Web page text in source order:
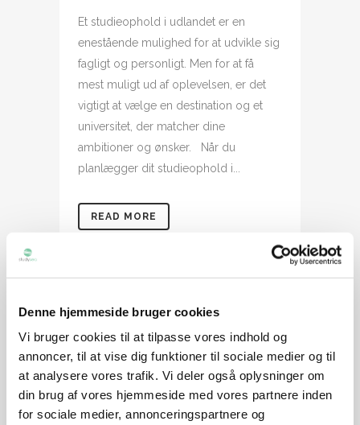
Denne hjemmeside bruger cookies
Vi bruger cookies til at tilpasse vores indhold og
annoncer, til at vise dig funktioner til sociale medier og til
at analysere vores trafik. Vi deler også oplysninger om
din brug af vores hjemmeside med vores partnere inden
for sociale medier, annonceringspartnere og
Et studieophold i udlandet er en
enestående mulighed for at udvikle sig
fagligt og personligt. Men for at få
mest muligt ud af oplevelsen, er det
vigtigt at vælge en destination og et
universitet, der matcher dine
ambitioner og ønsker. Når du
planlægger dit studieophold i...
READ MORE